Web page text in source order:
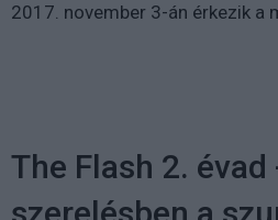
2017. november 3-án érkezik a
The Flash 2. évad